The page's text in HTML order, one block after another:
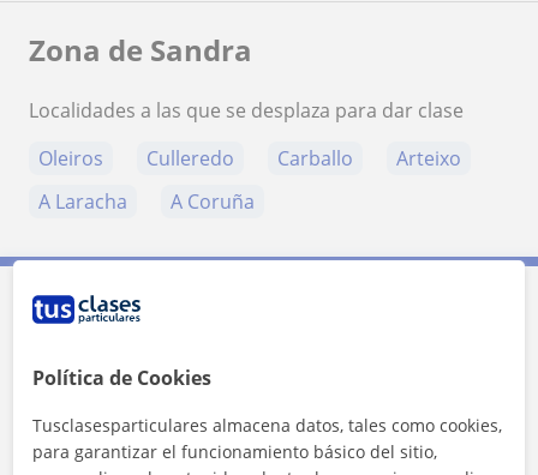
Zona de Sandra
Localidades a las que se desplaza para dar clase
Oleiros
Culleredo Carballo
Arteixo
A Laracha
A Coruña
Contacta con Sandra
1ª clase gratis
Política de Cookies
Tusclasesparticulares almacena datos, tales como cookies,
para garantizar el funcionamiento básico del sitio,